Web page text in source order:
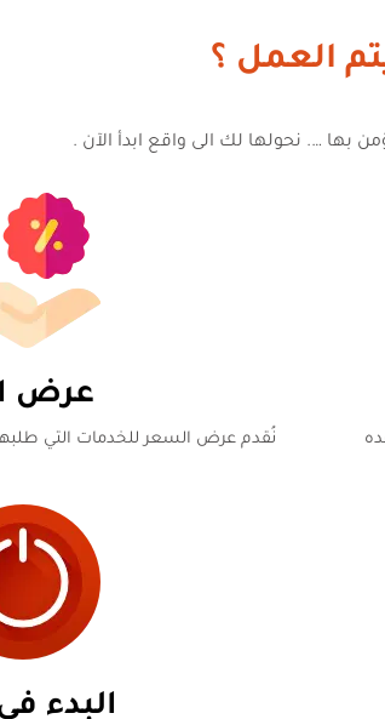
العمل ؟
بها …. نحولها لك الى واقع ابدأ الآن .
عرض
نُقدم عرض السعر للخدمات التي طلبها
البدء